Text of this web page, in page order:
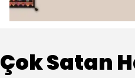
Çok Satan